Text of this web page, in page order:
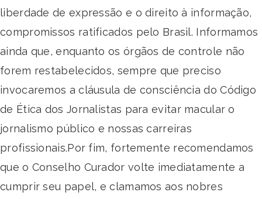
liberdade de expressão e o direito à informação,
compromissos ratificados pelo Brasil. Informamos
ainda que, enquanto os órgãos de controle não
forem restabelecidos, sempre que preciso
invocaremos a cláusula de consciência do Código
de Ética dos Jornalistas para evitar macular o
jornalismo público e nossas carreiras
profissionais.Por fim, fortemente recomendamos
que o Conselho Curador volte imediatamente a
cumprir seu papel, e clamamos aos nobres